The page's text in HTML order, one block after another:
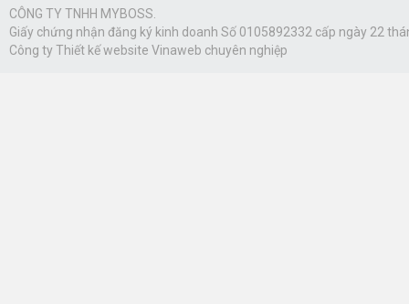
CÔNG TY TNHH MYBOSS.
Giấy chứng nhận đăng ký kinh doanh Số 0105892332 cấp ngày 22
Công tyThiết kế website Vinaweb chuyên nghiệp